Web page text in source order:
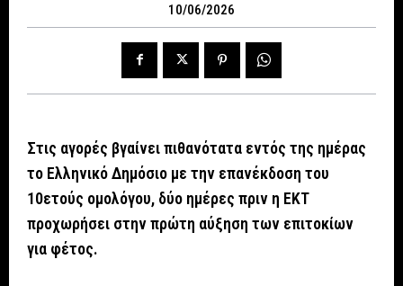
10/06/2026
Στις αγορές βγαίνει πιθανότατα εντός της ημέρας
το Ελληνικό Δημόσιο με την επανέκδοση του
10ετούς ομολόγου, δύο ημέρες πριν η ΕΚΤ
προχωρήσει στην πρώτη αύξηση των επιτοκίων
για φέτος.